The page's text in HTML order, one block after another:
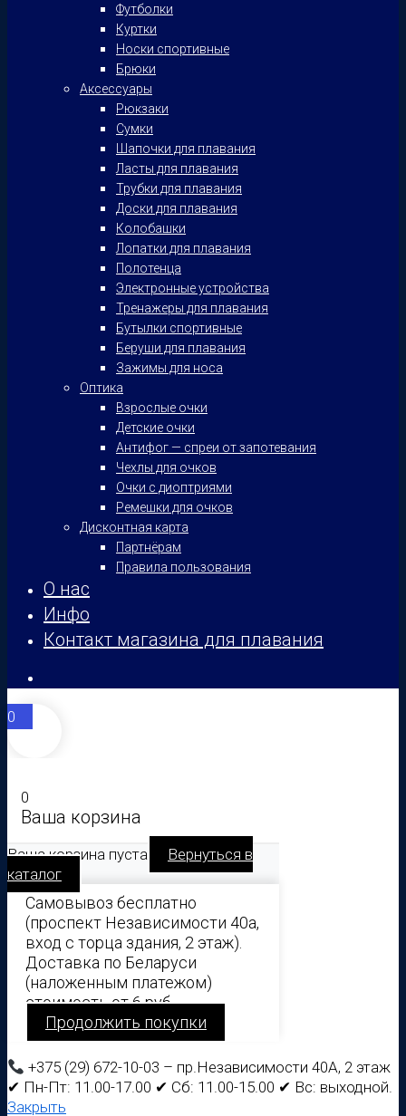
Футболки
Куртки
Носки спортивные
Брюки
Аксессуары
Рюкзаки
Сумки
Шапочки для плавания
Ласты для плавания
Трубки для плавания
Доски для плавания
Колобашки
Лопатки для плавания
Полотенца
Электронные устройства
Тренажеры для плавания
Бутылки спортивные
Беруши для плавания
Зажимы для носа
Оптика
Взрослые очки
Детские очки
Антифог — спреи от запотевания
Чехлы для очков
Очки с диоптриями
Ремешки для очков
Дисконтная карта
Партнёрам
Правила пользования
О нас
Инфо
Контакт магазина для плавания
0
0
Ваша корзина
Ваша корзина пуста
Вернуться в
каталог
Самовывоз бесплатно
(проспект Независимости 40а,
вход с торца здания, 2 этаж).
Доставка по Беларуси
(наложенным платежом)
стоимость от 6 руб.
Продолжить покупки
+375 (29) 672-10-03 – пр.Независимости 40А, 2 этаж
✔ Пн-Пт: 11.00-17.00 ✔ Сб: 11.00-15.00 ✔ Вс: выходной.
Закрыть